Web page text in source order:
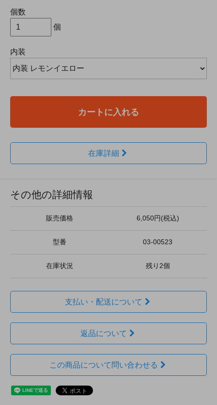
個数
個
内装
カートに入れる
在庫詳細
その他の詳細情報
販売価格 6,050円(税込)
型番 03-00523
在庫状況 残り2個
支払い・配送について
返品について
この商品について問い合わせる